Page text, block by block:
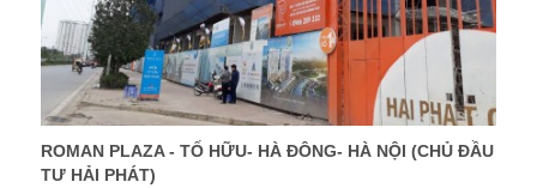
ROMAN PLAZA - TỐ HỮU- HÀ ĐÔNG- HÀ NỘI (CHỦ ĐẦU
TƯ HẢI PHÁT)